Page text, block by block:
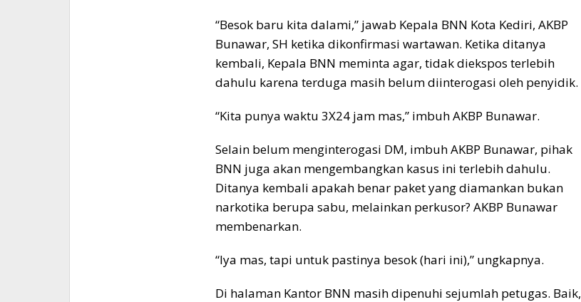
“Besok baru kita dalami,” jawab Kepala BNN Kota Kediri, AKBP
Bunawar, SH ketika dikonfirmasi wartawan. Ketika ditanya
kembali, Kepala BNN meminta agar, tidak diekspos terlebih
dahulu karena terduga masih belum diinterogasi oleh penyidik.
“Kita punya waktu 3X24 jam mas,” imbuh AKBP Bunawar.
Selain belum menginterogasi DM, imbuh AKBP Bunawar, pihak
BNN juga akan mengembangkan kasus ini terlebih dahulu.
Ditanya kembali apakah benar paket yang diamankan bukan
narkotika berupa sabu, melainkan perkusor? AKBP Bunawar
membenarkan.
“Iya mas, tapi untuk pastinya besok (hari ini),” ungkapnya.
Di halaman Kantor BNN masih dipenuhi sejumlah petugas. Baik,